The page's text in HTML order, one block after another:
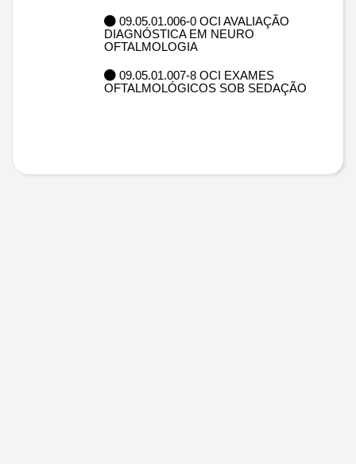
09.05.01.006-0 OCI AVALIAÇÃO
DIAGNÓSTICA EM NEURO
OFTALMOLOGIA
09.05.01.007-8 OCI EXAMES
OFTALMOLÓGICOS SOB SEDAÇÃO